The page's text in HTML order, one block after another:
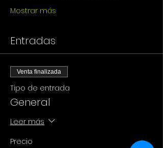
Mostrar más
Entradas
Venta finalizada
Tipo de entrada
General
Leer más
Precio